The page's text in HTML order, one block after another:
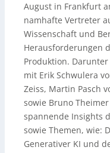
August in Frankfurt
namhafte Vertreter
Wissenschaft und
Herausforderungen
Produktion.
mit Erik Schwulera
Zeiss, Martin Pasch
sowie Bruno
spannende Insights
sowie Themen, wie:
Generativer KI und